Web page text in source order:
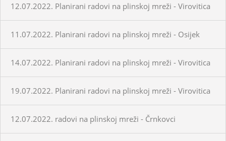
12.07.2022. Planirani radovi na plinskoj mreži - Virovitica
11.07.2022. Planirani radovi na plinskoj mreži - Osijek
14.07.2022. Planirani radovi na plinskoj mreži - Virovitica
19.07.2022. Planirani radovi na plinskoj mreži - Virovitica
12.07.2022. radovi na plinskoj mreži - Črnkovci